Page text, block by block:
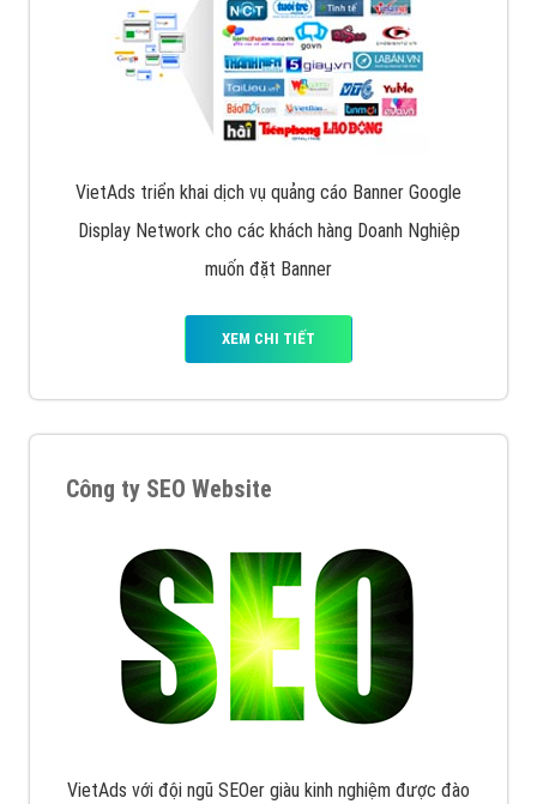
VietAds triển khai dịch vụ quảng cáo Banner Google
Display Network cho các khách hàng Doanh Nghiệp
muốn đặt Banner
XEM CHI TIẾT
Công ty SEO Website
VietAds với đội ngũ SEOer giàu kinh nghiệm được đào